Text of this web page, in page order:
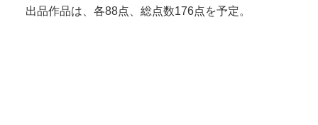
出品作品は、各88点、総点数176点を予定。